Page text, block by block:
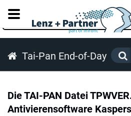
Tai-Pan End-of-Day
Die TAI-PAN Datei
Antivierensoftware